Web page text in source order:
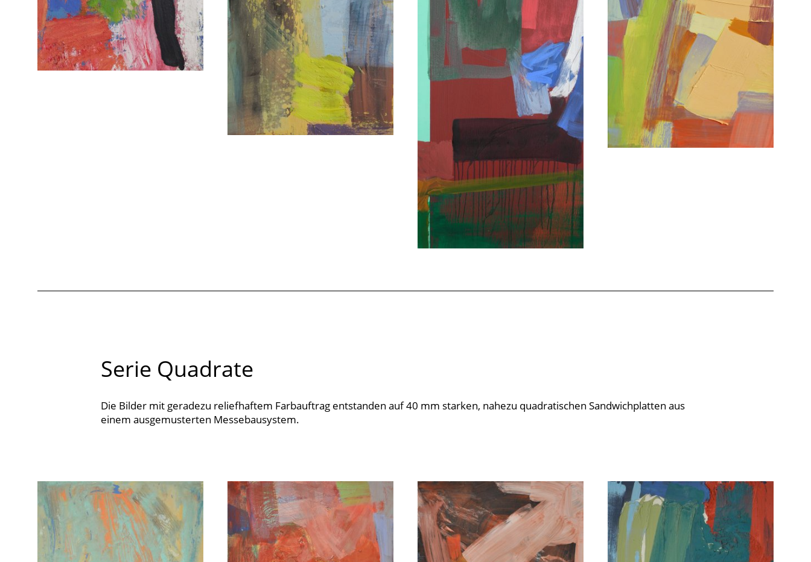
Serie Quadrate
Die Bilder mit geradezu reliefhaftem Farbauftrag entstanden auf 40 mm starken, nahezu quadratischen Sandwichplatten aus
einem ausgemusterten Messebausystem.